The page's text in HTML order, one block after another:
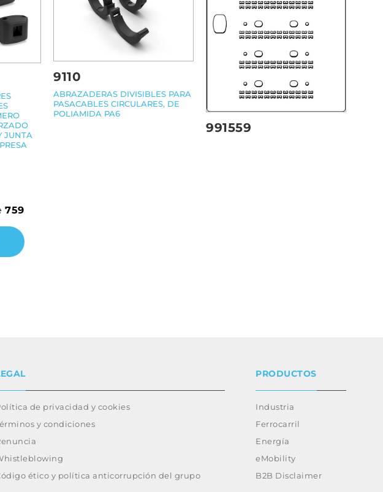
JUNTA
9110
ABRAZADERAS DIVISIBLES PARA
PASACABLES CIRCULARES, DE
POLIAMIDA PA6
991559
759
de privacidad y cookies
y condiciones
ético y política anticorrupción del grupo
PRODUCTOS
Industria
Ferrocarril
Energía
eMobility
B2B Disclaimer